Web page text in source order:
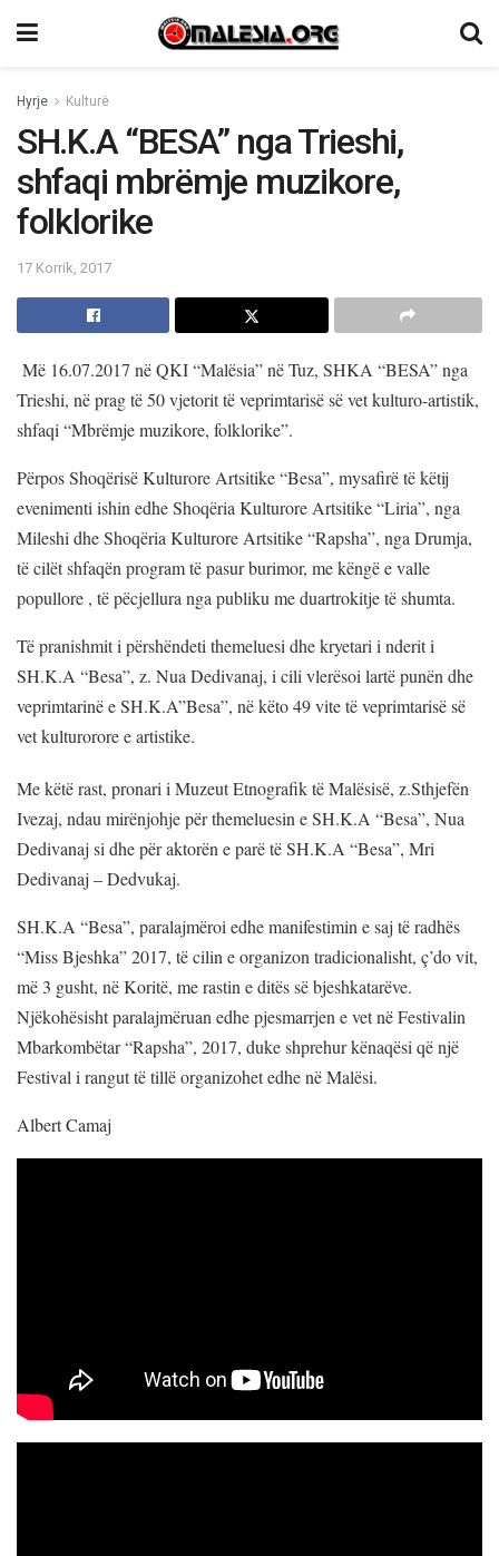
Hyrje Kulturë
SH.K.A “BESA” nga Trieshi,
shfaqi mbrëmje muzikore,
folklorike
17 Korrik, 2017
Më 16.07.2017 në QKI “Malësia” në Tuz, SHKA “BESA” nga
Trieshi, në prag të 50 vjetorit të veprimtarisë së vet kulturo-artistik,
shfaqi “Mbrëmje muzikore, folklorike”.
Përpos Shoqërisë Kulturore Artsitike “Besa”, mysafirë të këtij
evenimenti ishin edhe Shoqëria Kulturore Artsitike “Liria”, nga
Mileshi dhe Shoqëria Kulturore Artsitike “Rapsha”, nga Drumja,
të cilët shfaqën program të pasur burimor, me këngë e valle
popullore , të pëcjellura nga publiku me duartrokitje të shumta.
Të pranishmit i përshëndeti themeluesi dhe kryetari i nderit i
SH.K.A “Besa”, z. Nua Dedivanaj, i cili vlerësoi lartë punën dhe
veprimtarinë e SH.K.A”Besa”, në këto 49 vite të veprimtarisë së
vet kulturorore e artistike.
Me këtë rast, pronari i Muzeut Etnografik të Malësisë, z.Sthjefën
Ivezaj, ndau mirënjohje për themeluesin e SH.K.A “Besa”, Nua
Dedivanaj si dhe për aktorën e parë të SH.K.A “Besa”, Mri
Dedivanaj – Dedvukaj.
SH.K.A “Besa”, paralajmëroi edhe manifestimin e saj të radhës
“Miss Bjeshka” 2017, të cilin e organizon tradicionalisht, ç’do vit,
më 3 gusht, në Koritë, me rastin e ditës së bjeshkatarëve.
Njëkohësisht paralajmëruan edhe pjesmarrjen e vet në Festivalin
Mbarkombëtar “Rapsha”, 2017, duke shprehur kënaqësi që një
Festival i rangut të tillë organizohet edhe në Malësi.
Albert Camaj